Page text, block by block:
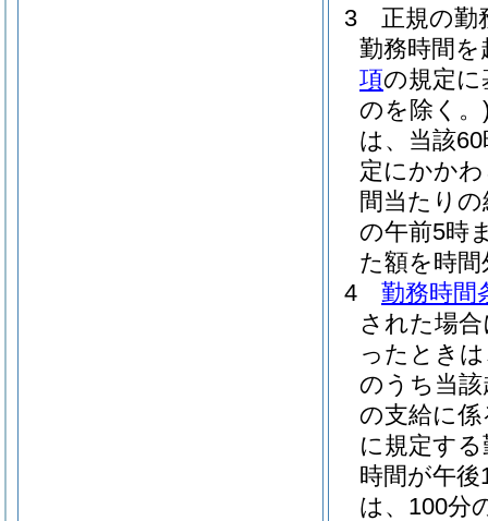
3
正規の勤
勤務時間
項の規定
のを除く。
は、当該
定にかか
間当たり
の午前5時
た額を時
4
勤務時間
された場
ったとき
のうち当
の支給に
に規定す
時間が午
は、100分